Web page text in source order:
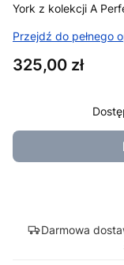
York z kolekcji A
Przejdź do pełnego
Cena
325,00 zł
Darmowa